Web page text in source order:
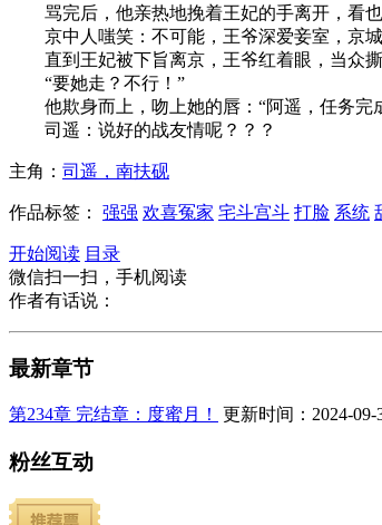
骂完后，他亲热地挽着王妃的手离开，看也
京中人嗤笑：不可能，王爷深爱妾室，京城
直到王妃被下旨离京，王爷红着眼，当众撕
“要她走？不行！”
他欺身而上，吻上她的唇：“阿遥，任务完
司遥：说好的战友情呢？？？
主角： 司遥，南扶砚
作品标签： 强强 欢喜冤家 宅斗宫斗 打脸 系统
开始阅读 目录
微信扫一扫，手机阅读
作者有话说：
最新章节
第234章 完结章：度蜜月！ 更新时间：2024-09-
粉丝互动